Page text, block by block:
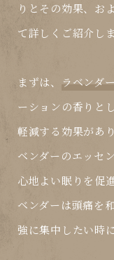
りとその効果、お
て詳しくご紹介しま
まずは、 ラベンダー
ーションの香りと
軽減する効果があ
ベンダーのエッセ
心地よい眠りを促
ベンダーは頭痛を
強に集中したい時